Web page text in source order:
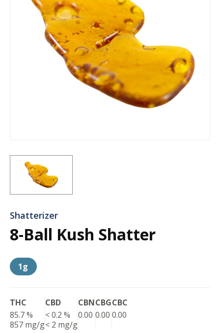
Shatterizer
8-Ball Kush Shatter
1g
THC
85.7 %
857 mg/g
CBD
< 0.2 %
< 2 mg/g
CBN
0.00
CBG
0.00
CBC
0.00